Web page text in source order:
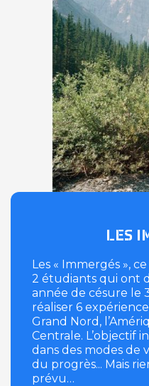
LES
Les « Immergés »,
2 étudiants qui ont
année de césure le
réaliser 6
Grand Nord,
Centrale. L’objectif
dans des modes de
du progrès... Mais
prévu…